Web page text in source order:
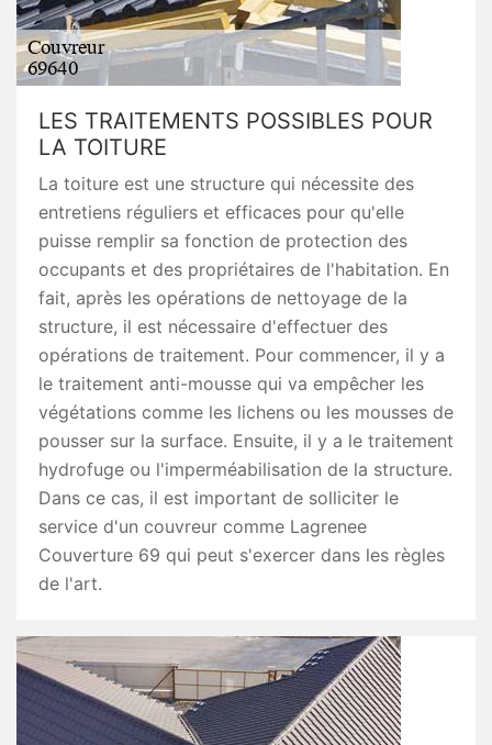
LES TRAITEMENTS POSSIBLES POUR
LA TOITURE
La toiture est une structure qui nécessite des
entretiens réguliers et efficaces pour qu'elle
puisse remplir sa fonction de protection des
occupants et des propriétaires de l'habitation. En
fait, après les opérations de nettoyage de la
structure, il est nécessaire d'effectuer des
opérations de traitement. Pour commencer, il y a
le traitement anti-mousse qui va empêcher les
végétations comme les lichens ou les mousses de
pousser sur la surface. Ensuite, il y a le traitement
hydrofuge ou l'imperméabilisation de la structure.
Dans ce cas, il est important de solliciter le
service d'un couvreur comme Lagrenee
Couverture 69 qui peut s'exercer dans les règles
de l'art.